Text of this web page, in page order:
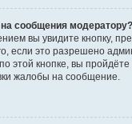
сообщения модератору?
вы увидите кнопку,
если это разрешено
этой кнопке, вы пройдёте
жалобы на сообщение.